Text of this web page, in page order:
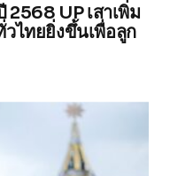
UP เสาเพิ่ม
ไทยยิ่งขึ้นเพื่อลูก